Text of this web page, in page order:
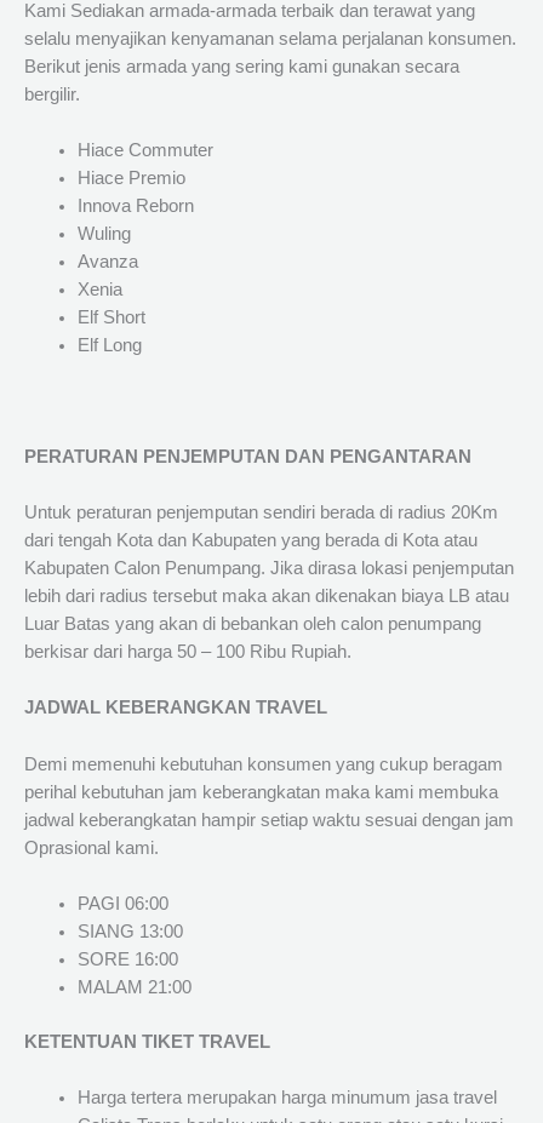
Kami Sediakan armada-armada terbaik dan terawat yang
selalu menyajikan kenyamanan selama perjalanan konsumen.
Berikut jenis armada yang sering kami gunakan secara
bergilir.
Hiace Commuter
Hiace Premio
Innova Reborn
Wuling
Avanza
Xenia
Elf Short
Elf Long
PERATURAN PENJEMPUTAN DAN PENGANTARAN
Untuk peraturan penjemputan sendiri berada di radius 20Km
dari tengah Kota dan Kabupaten yang berada di Kota atau
Kabupaten Calon Penumpang. Jika dirasa lokasi penjemputan
lebih dari radius tersebut maka akan dikenakan biaya LB atau
Luar Batas yang akan di bebankan oleh calon penumpang
berkisar dari harga 50 – 100 Ribu Rupiah.
JADWAL KEBERANGKAN TRAVEL
Demi memenuhi kebutuhan konsumen yang cukup beragam
perihal kebutuhan jam keberangkatan maka kami membuka
jadwal keberangkatan hampir setiap waktu sesuai dengan jam
Oprasional kami.
PAGI 06:00
SIANG 13:00
SORE 16:00
MALAM 21:00
KETENTUAN TIKET TRAVEL
Harga tertera merupakan harga minumum jasa travel